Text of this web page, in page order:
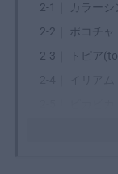
2-1｜
カラー
2-2｜
ポコチャ
2-3｜
トピア